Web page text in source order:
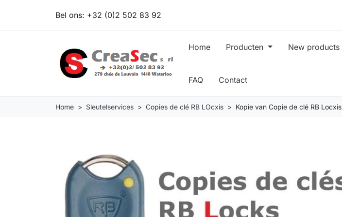
Bel ons: +32 (0)2 502 83 92
Home Producten New products
FAQ Contact
Home Sleutelservices Copies de clé RB LOcxis Kopie van Copie de clé RB Locxis